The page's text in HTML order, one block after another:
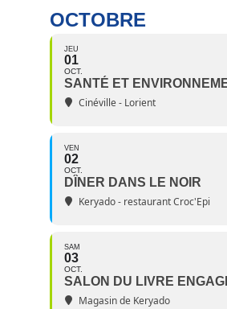
OCTOBRE
JEU
01
OCT.
SANTÉ ET
Cinéville - Lorient
VEN
02
OCT.
DÎNER DANS LE NOIR
Keryado - restaurant Croc'Epi
SAM
03
OCT.
SALON DU LIVRE
Magasin de Keryado